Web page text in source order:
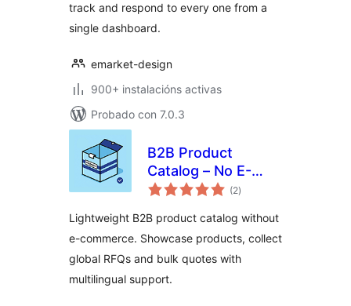
track and respond to every one from a
single dashboard.
emarket-design
900+ instalacións activas
Probado con 7.0.3
B2B Product
Catalog – No E-
Commerce, Global
(2valoracións
totais
)
Lightweight B2B product catalog without
e-commerce. Showcase products, collect
global RFQs and bulk quotes with
multilingual support.